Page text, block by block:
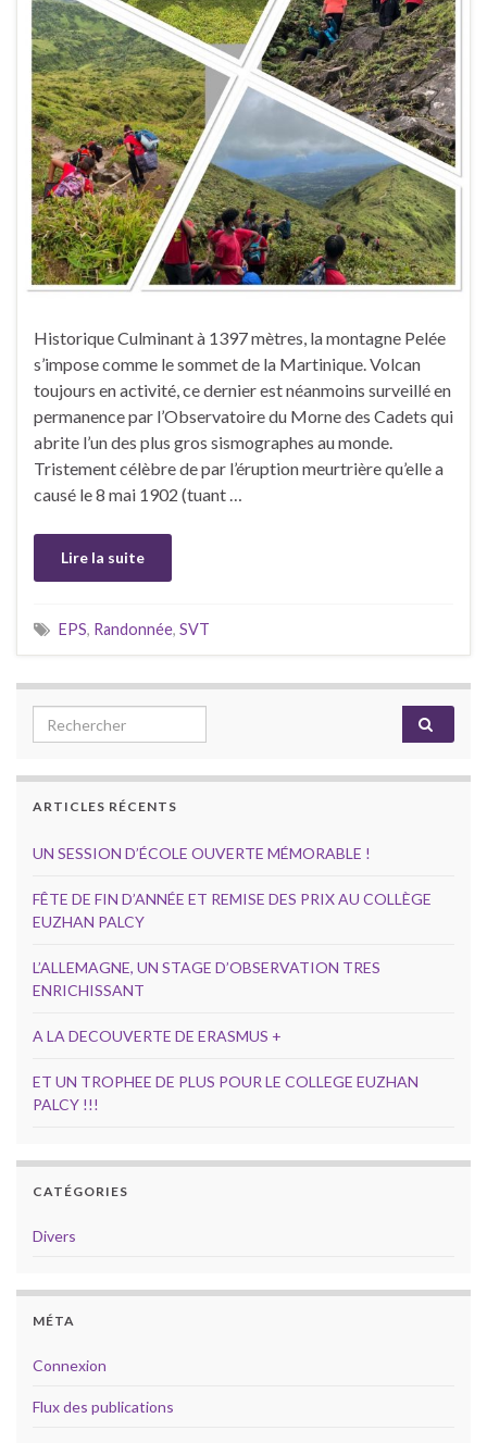
Historique Culminant à 1397 mètres, la montagne Pelée
s’impose comme le sommet de la Martinique. Volcan
toujours en activité, ce dernier est néanmoins surveillé en
permanence par l’Observatoire du Morne des Cadets qui
abrite l’un des plus gros sismographes au monde.
Tristement célèbre de par l’éruption meurtrière qu’elle a
causé le 8 mai 1902 (tuant …
Lire la suite
EPS, Randonnée, SVT
Search for:
ARTICLES RÉCENTS
UN SESSION D’ÉCOLE OUVERTE MÉMORABLE !
FÊTE DE FIN D’ANNÉE ET REMISE DES PRIX AU COLLÈGE
EUZHAN PALCY
L’ALLEMAGNE, UN STAGE D’OBSERVATION TRES
ENRICHISSANT
A LA DECOUVERTE DE ERASMUS +
ET UN TROPHEE DE PLUS POUR LE COLLEGE EUZHAN
PALCY !!!
CATÉGORIES
Divers
MÉTA
Connexion
Flux des publications